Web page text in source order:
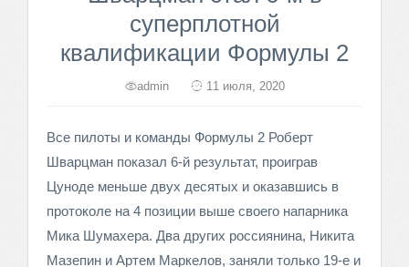
суперплотной
квалификации Формулы 2
admin 11 июля, 2020
Все пилоты и команды Формулы 2 Роберт
Шварцман показал 6-й результат, проиграв
Цуноде меньше двух десятых и оказавшись в
протоколе на 4 позиции выше своего напарника
Мика Шумахера. Два других россиянина, Никита
Мазепин и Артем Маркелов, заняли только 19-е и